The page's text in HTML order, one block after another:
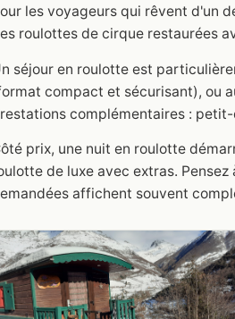
les voyageurs qui rêvent d'un
roulottes de cirque restaurées
séjour en roulotte est
compact et sécurisant), ou
complémentaires :
prix, une nuit en roulotte
de luxe avec extras.
affichent souvent